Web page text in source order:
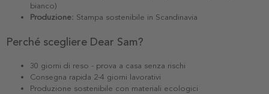
bianco)
Produzione: Stampa sostenibile in Scandinavia
Perché scegliere Dear Sam?
30 giorni di reso - prova a casa senza rischi
Consegna rapida 2-4 giorni lavorativi
Produzione sostenibile con materiali ecologici